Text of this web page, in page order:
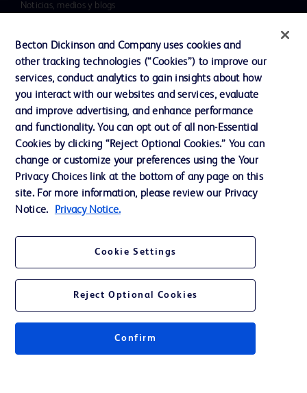
Noticias, medios y blogs
Ética y cumplimiento
Ayuda
Preferencias de cookies
Privacidad
Términos de uso
registradas de Becton, Dickinson and Company. Las demás marcas
registradas son propiedad de sus respectivos propietarios.
No todos los productos están disponibles en todos los países. Para obtener una
Becton Dickinson and Company uses cookies and
other tracking technologies (“Cookies”) to improve our
services, conduct analytics to gain insights about how
you interact with our websites and services, evaluate
and improve advertising, and enhance performance
and functionality. You can opt out of all non-Essential
Cookies by clicking “Reject Optional Cookies.” You can
change or customize your preferences using the Your
Privacy Choices link at the bottom of any page on this
site. For more information, please review our Privacy
Notice.
Privacy Notice.
Cookie Settings
Reject Optional Cookies
Confirm